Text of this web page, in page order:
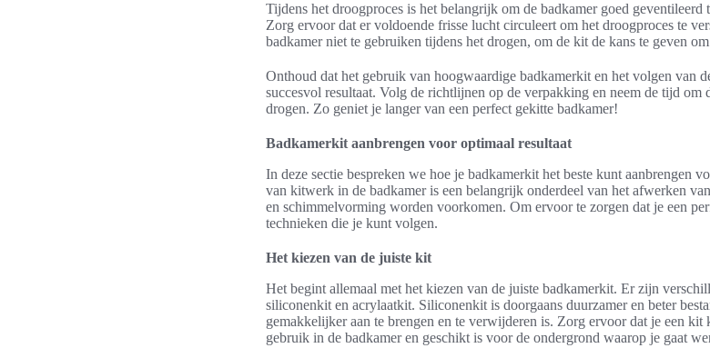
Tijdens het droogproces is het belangrijk om de badkamer goed
Zorg ervoor dat er voldoende frisse lucht circuleert om het droogproces te
badkamer niet te gebruiken tijdens het drogen, om de kit de kans te geven
Onthoud dat het gebruik van hoogwaardige badkamerkit en het volgen van
succesvol resultaat. Volg de richtlijnen op de verpakking en neem de tijd om
drogen. Zo geniet je langer van een perfect gekitte badkamer!
Badkamerkit aanbrengen voor optimaal resultaat
In deze sectie bespreken we hoe je badkamerkit het beste kunt aanbrengen
van kitwerk in de badkamer is een belangrijk onderdeel van het afwerken
en schimmelvorming worden voorkomen. Om ervoor te zorgen dat je een
technieken die je kunt volgen.
Het kiezen van de juiste kit
Het begint allemaal met het kiezen van de juiste badkamerkit. Er zijn
siliconenkit en acrylaatkit. Siliconenkit is doorgaans duurzamer en beter
gemakkelijker aan te brengen en te verwijderen is. Zorg ervoor dat je een
gebruik in de badkamer en geschikt is voor de ondergrond waarop je gaat